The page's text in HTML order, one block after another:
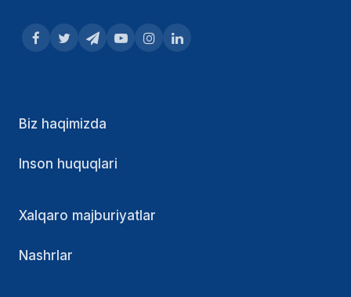
Biz haqimizda
Inson huquqlari
Xalqaro majburiyatlar
Nashrlar